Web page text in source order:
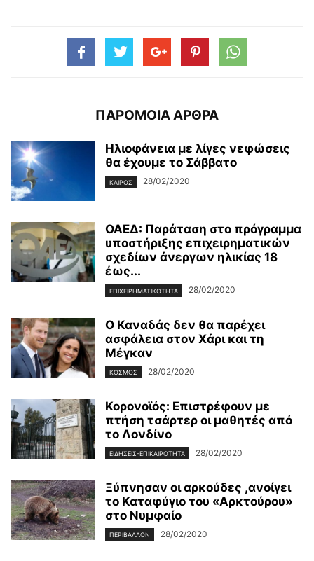
ΠΑΡΟΜΟΙΑ ΑΡΘΡΑ
Ηλιοφάνεια με λίγες νεφώσεις
θα έχουμε το Σάββατο
ΚΑΙΡΌΣ 28/02/2020
ΟΑΕΔ: Παράταση στο πρόγραμμα
υποστήριξης επιχειρηματικών
σχεδίων άνεργων ηλικίας 18
έως...
ΕΠΙΧΕΙΡΗΜΑΤΙΚΌΤΗΤΑ 28/02/2020
Ο Καναδάς δεν θα παρέχει
ασφάλεια στον Χάρι και τη
Μέγκαν
ΚΌΣΜΟΣ 28/02/2020
Κορονοϊός: Επιστρέφουν με
πτήση τσάρτερ οι μαθητές από
το Λονδίνο
ΕΙΔΉΣΕΙΣ-ΕΠΙΚΑΙΡΌΤΗΤΑ 28/02/2020
Ξύπνησαν οι αρκούδες ,ανοίγει
το Καταφύγιο του «Αρκτούρου»
στο Νυμφαίο
ΠΕΡΙΒΆΛΛΟΝ 28/02/2020